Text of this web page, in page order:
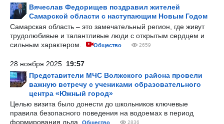
Вячеслав Федорищев поздравил жителей
Самарской области с наступающим Новым Годом
Самарская область – это замечательный регион, где живут
трудолюбивые и талантливые люди с открытым сердцем и
сильным характером.
Общество 2659
28 ноября 2025 19:57
Представители МЧС Волжского района провели
важную встречу с учениками образовательного
центра «Южный город»
Целью визита было донести до школьников ключевые
правила безопасного поведения на водоемах в период
формирования льда.
Общество 2836